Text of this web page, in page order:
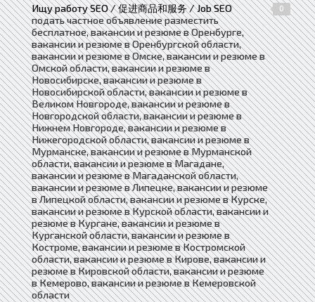
Ищу работу SEO / 促进商品和服务 / Job SEO
0
подать частное объявление разместить
бесплатное, вакансии и резюме в Оренбурге,
вакансии и резюме в Оренбургской области,
вакансии и резюме в Омске, вакансии и резюме в
Омской области, вакансии и резюме в
Новосибирске, вакансии и резюме в
Новосибирской области, вакансии и резюме в
Великом Новгороде, вакансии и резюме в
Новгородской области, вакансии и резюме в
Нижнем Новгороде, вакансии и резюме в
Нижегородской области, вакансии и резюме в
Мурманске, вакансии и резюме в Мурманской
области, вакансии и резюме в Магадане,
вакансии и резюме в Магаданской области,
вакансии и резюме в Липецке, вакансии и резюме
в Липецкой области, вакансии и резюме в Курске,
вакансии и резюме в Курской области, вакансии и
резюме в Кургане, вакансии и резюме в
Курганской области, вакансии и резюме в
Костроме, вакансии и резюме в Костромской
области, вакансии и резюме в Кирове, вакансии и
резюме в Кировской области, вакансии и резюме
в Кемерово, вакансии и резюме в Кемеровской
области